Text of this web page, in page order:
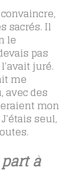
sacrés. Il
le
pas
juré.
me
avec des
mon
seul,
à